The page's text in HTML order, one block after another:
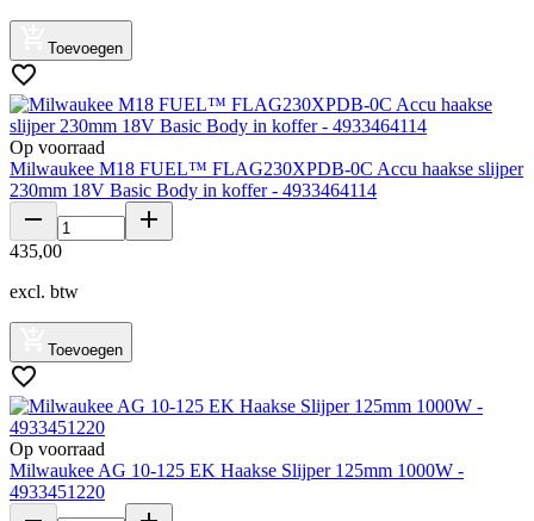
Toevoegen
Op voorraad
Milwaukee M18 FUEL™ FLAG230XPDB-0C Accu haakse slijper
230mm 18V Basic Body in koffer - 4933464114
435,00
excl. btw
Toevoegen
Op voorraad
Milwaukee AG 10-125 EK Haakse Slijper 125mm 1000W -
4933451220